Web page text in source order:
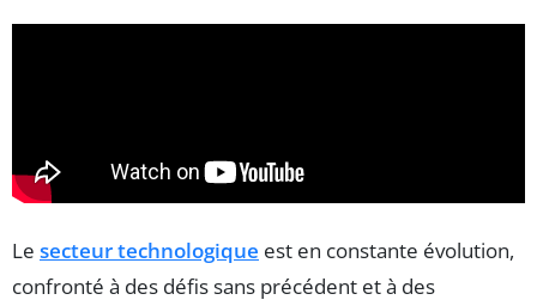
Le secteur technologique est en constante évolution,
confronté à des défis sans précédent et à des